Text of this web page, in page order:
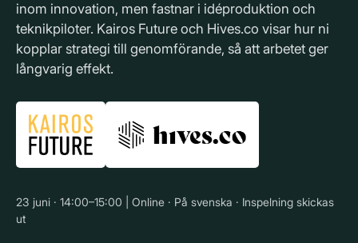
inom innovation, men fastnar i idéproduktion och
teknikpiloter. Kairos Future och Hives.co visar hur ni
kopplar strategi till genomförande, så att arbetet ger
långvarig effekt.
23 juni · 14:00–15:00 | Online · På svenska · Inspelning skickas
ut